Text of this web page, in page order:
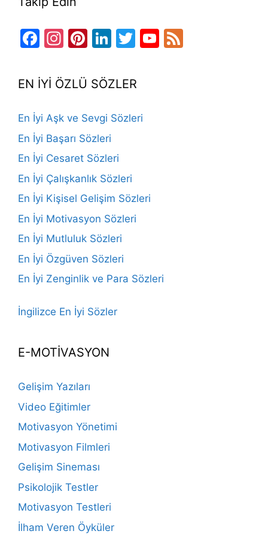
Facebook
Instagram
Pinterest
LinkedIn
TwitterYouTube
EN İYİ ÖZLÜ SÖZLER
En İyi Aşk ve Sevgi Sözleri
En İyi Başarı Sözleri
En İyi Cesaret Sözleri
En İyi Çalışkanlık Sözleri
En İyi Kişisel Gelişim Sözleri
En İyi Motivasyon Sözleri
En İyi Mutluluk Sözleri
En İyi Özgüven Sözleri
En İyi Zenginlik ve Para Sözleri
İngilizce En İyi Sözler
E-MOTİVASYON
Gelişim Yazıları
Video Eğitimler
Motivasyon Yönetimi
Motivasyon Filmleri
Gelişim Sineması
Psikolojik Testler
Motivasyon Testleri
İlham Veren Öyküler